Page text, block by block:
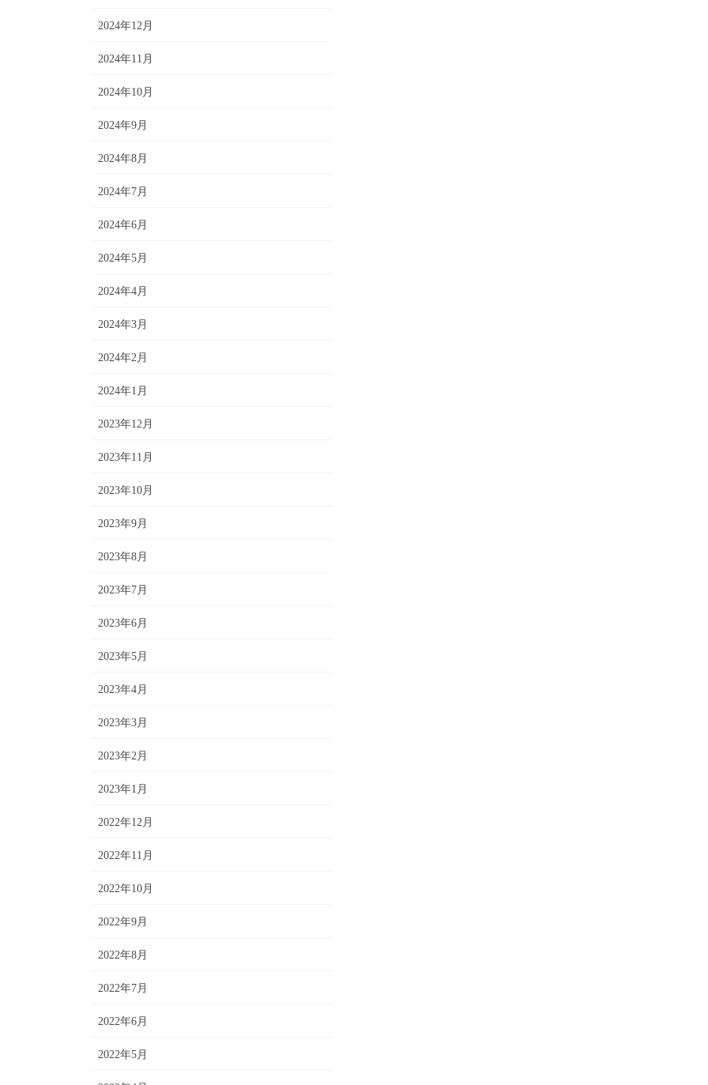
2024年12月
2024年11月
2024年10月
2024年9月
2024年8月
2024年7月
2024年6月
2024年5月
2024年4月
2024年3月
2024年2月
2024年1月
2023年12月
2023年11月
2023年10月
2023年9月
2023年8月
2023年7月
2023年6月
2023年5月
2023年4月
2023年3月
2023年2月
2023年1月
2022年12月
2022年11月
2022年10月
2022年9月
2022年8月
2022年7月
2022年6月
2022年5月